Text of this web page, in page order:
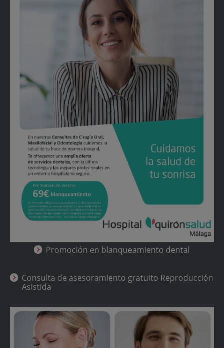
Promoción en blanqueamiento dental
Consulta de asesoramiento gratuito Reproducción
Asistida